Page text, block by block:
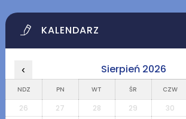
KALENDARZ
‹ Sierpień 2026
NDZ PN WT ŚR CZW
26 27 28 29 30